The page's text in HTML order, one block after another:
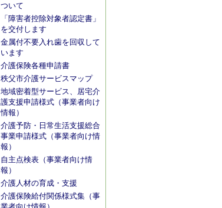
ついて
「障害者控除対象者認定書」
を交付します
金属付不要入れ歯を回収して
います
介護保険各種申請書
秩父市介護サービスマップ
地域密着型サービス、居宅介
護支援申請様式（事業者向け
情報）
介護予防・日常生活支援総合
事業申請様式（事業者向け情
報）
自主点検表（事業者向け情
報）
介護人材の育成・支援
介護保険給付関係様式集（事